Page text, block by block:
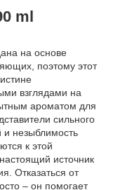
ml
на основе
поэтому этот
взглядами на
ароматом для
сильного
и незыблимость
к этой
источник
Отказаться от
– он помогает